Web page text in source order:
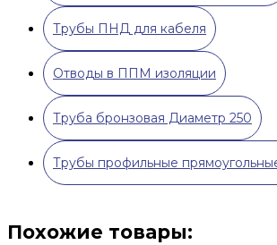
Трубы ПНД для кабеля
Отводы в ППМ изоляции
Труба бронзовая Диаметр 250
Трубы профильные
Похожие товары: